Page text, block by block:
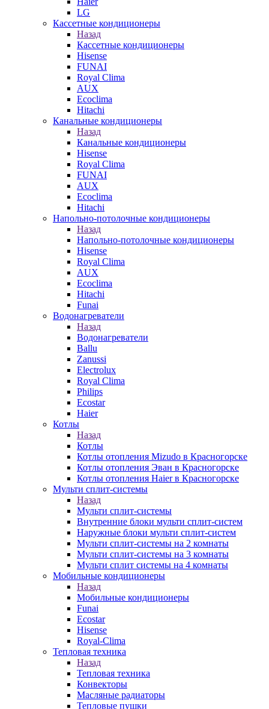
LG
Кассетные кондиционеры
Назад
Кассетные кондиционеры
Hisense
FUNAI
Royal Clima
AUX
Ecoclima
Hitachi
Канальные кондиционеры
Назад
Канальные кондиционеры
Hisense
Royal Clima
FUNAI
AUX
Ecoclima
Hitachi
Напольно-потолочные кондиционеры
Назад
Напольно-потолочные кондиционеры
Hisense
Royal Clima
AUX
Ecoclima
Hitachi
Funai
Водонагреватели
Назад
Водонагреватели
Ballu
Zanussi
Electrolux
Royal Clima
Philips
Ecostar
Haier
Котлы
Назад
Котлы
Котлы отопления Mizudo в Красногорске
Котлы отопления Эван в Красногорске
Котлы отопления Haier в Красногорске
Мульти сплит-системы
Назад
Мульти сплит-системы
Внутренние блоки мульти сплит-систем
Наружные блоки мульти сплит-систем
Мульти сплит-системы на 2 комнаты
Мульти сплит-системы на 3 комнаты
Мульти сплит системы на 4 комнаты
Мобильные кондиционеры
Назад
Мобильные кондиционеры
Funai
Ecostar
Hisense
Royal-Clima
Тепловая техника
Назад
Тепловая техника
Конвекторы
Масляные радиаторы
Тепловые пушки